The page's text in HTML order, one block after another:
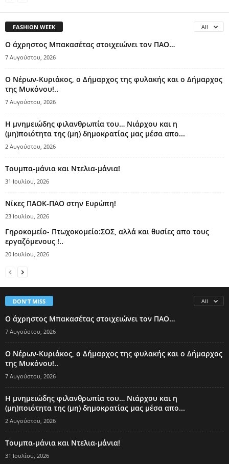
FASHION WEEK All
Ο άχρηστος Μπακασέτας στοιχειώνει τον ΠΑΟ…
7 Αυγούστου, 2026
Ο Νέρων-Κυριάκος, o Δήμαρχος της φυλακής και ο Δήμαρχος
της Μυκόνου!..
7 Αυγούστου, 2026
Η μνημειώδης φιλανθρωπία του… Νιάρχου και η
(μη)ποιότητα της (μη) δημοκρατίας μας μέσα απο...
2 Αυγούστου, 2026
Τουμπα-μάνια και Ντελια-μάνια!
31 Ιουλίου, 2026
Νίκες ΠΑΟΚ-ΠΑΟ στην Ευρώπη!
23 Ιουλίου, 2026
Γηροκομείο- Πτωχοκομείο:ΣΟΣ, αλλά και θυσίες απο τους
εργαζόμενους !..
20 Ιουλίου, 2026
DON'T MISS All
Ο άχρηστος Μπακασέτας στοιχειώνει τον ΠΑΟ…
7 Αυγούστου, 2026
Ο Νέρων-Κυριάκος, o Δήμαρχος της φυλακής και ο Δήμαρχος
της Μυκόνου!..
7 Αυγούστου, 2026
Η μνημειώδης φιλανθρωπία του… Νιάρχου και η
(μη)ποιότητα της (μη) δημοκρατίας μας μέσα απο...
2 Αυγούστου, 2026
Τουμπα-μάνια και Ντελια-μάνια!
31 Ιουλίου, 2026